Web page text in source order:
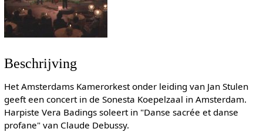
Beschrijving
Het Amsterdams Kamerorkest onder leiding van Jan Stulen
geeft een concert in de Sonesta Koepelzaal in Amsterdam.
Harpiste Vera Badings soleert in "Danse sacrée et danse
profane" van Claude Debussy.